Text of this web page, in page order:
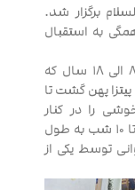
برگزار شد.
به استقبال
این سفره کریمانه برای ۱۰۰نفر از دختران ۸ الی ۱۸ سال که
پهن گشت تا
را در کنار
دوستان خود سپری کنند. این مهمانی که تا ۱۰ شب به طول
توسط یکی از